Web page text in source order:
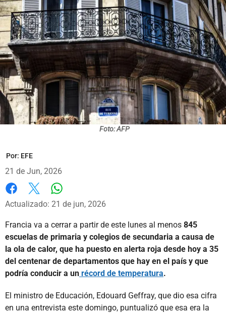
Foto: AFP
Por: EFE
21 de Jun, 2026
Facebook
X
Actualizado: 21 de jun, 2026
Francia va a cerrar a partir de este lunes al menos 845
escuelas de primaria y colegios de secundaria a causa de
la ola de calor, que ha puesto en alerta roja desde hoy a 35
del centenar de departamentos que hay en el país y que
podría conducir a un récord de temperatura.
El ministro de Educación, Edouard Geffray, que dio esa cifra
en una entrevista este domingo, puntualizó que esa era la